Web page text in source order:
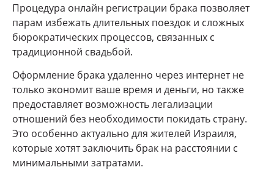
Процедура онлайн регистрации брака позволяет
парам избежать длительных поездок и сложных
бюрократических процессов, связанных с
традиционной свадьбой.
Оформление брака удаленно через интернет не
только экономит ваше время и деньги, но также
предоставляет возможность легализации
отношений без необходимости покидать страну.
Это особенно актуально для жителей Израиля,
которые хотят заключить брак на расстоянии с
минимальными затратами.